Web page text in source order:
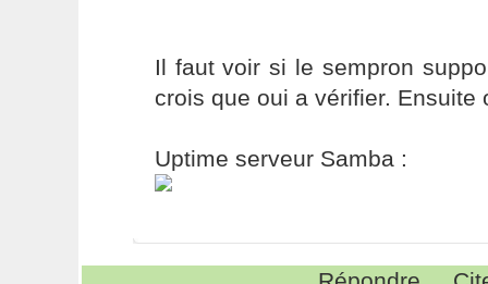
Il faut voir si le sempron
crois que oui a vérifier. Ensuite
Uptime serveur Samba :